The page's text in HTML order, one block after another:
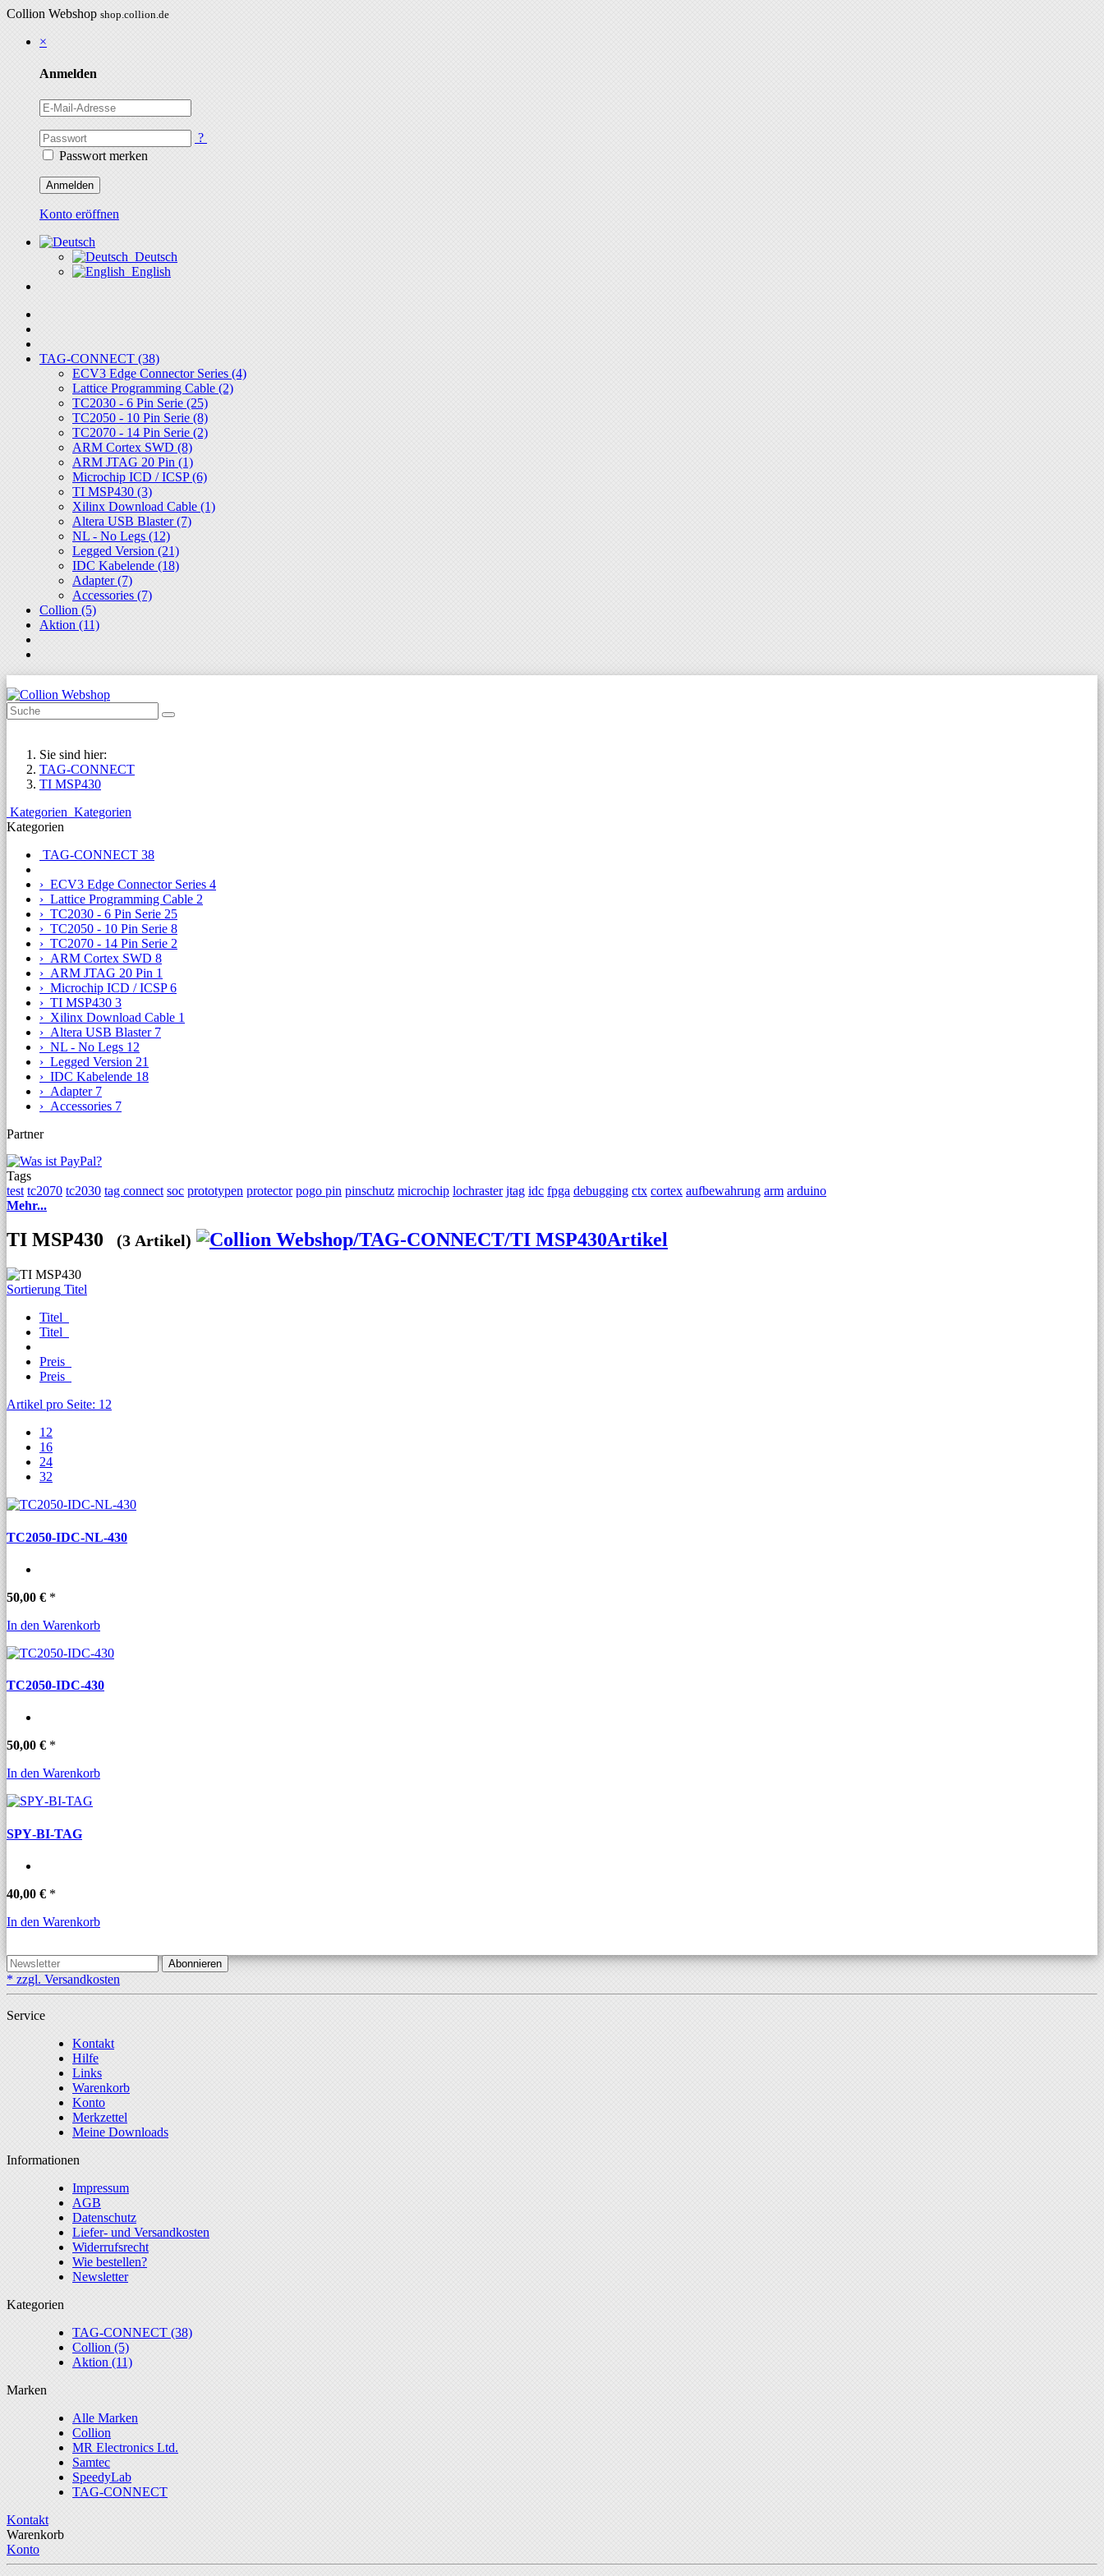
Collion Webshop shop.collion.de
×
Anmelden
?
Passwort merken
Anmelden
Konto eröffnen
Deutsch
English
TAG-CONNECT (38)
ECV3 Edge Connector Series (4)
Lattice Programming Cable (2)
TC2030 - 6 Pin Serie (25)
TC2050 - 10 Pin Serie (8)
TC2070 - 14 Pin Serie (2)
ARM Cortex SWD (8)
ARM JTAG 20 Pin (1)
Microchip ICD / ICSP (6)
TI MSP430 (3)
Xilinx Download Cable (1)
Altera USB Blaster (7)
NL - No Legs (12)
Legged Version (21)
IDC Kabelende (18)
Adapter (7)
Accessories (7)
Collion (5)
Aktion (11)
Sie sind hier:
TAG-CONNECT
TI MSP430
Kategorien Kategorien
Kategorien
TAG-CONNECT 38
› ECV3 Edge Connector Series 4
› Lattice Programming Cable 2
› TC2030 - 6 Pin Serie 25
› TC2050 - 10 Pin Serie 8
› TC2070 - 14 Pin Serie 2
› ARM Cortex SWD 8
› ARM JTAG 20 Pin 1
› Microchip ICD / ICSP6
› TI MSP430 3
› Xilinx Download Cable 1
› Altera USB Blaster 7
› NL - No Legs 12
› Legged Version 21
› IDC Kabelende 18
› Adapter 7
› Accessories 7
Partner
Tags
test tc2070 tc2030 tag connect soc prototypen protector pogo pin pinschutz microchip lochraster jtag idc fpga debugging ctx cortex aufbewahrung arm arduino
Mehr...
TI MSP430 (3 Artikel)
Sortierung Titel
Titel
Titel
Preis
Preis
Artikel pro Seite: 12
12
16
24
32
TC2050-IDC-NL-430
50,00 € *
In den Warenkorb
TC2050-IDC-430
50,00 € *
In den Warenkorb
SPY‐BI‐TAG
40,00 € *
In den Warenkorb
Abonnieren
* zzgl. Versandkosten
Service
Kontakt
Hilfe
Links
Warenkorb
Konto
Merkzettel
Meine Downloads
Informationen
Impressum
AGB
Datenschutz
Liefer- und Versandkosten
Widerrufsrecht
Wie bestellen?
Newsletter
Kategorien
TAG-CONNECT (38)
Collion (5)
Aktion (11)
Marken
Alle Marken
Collion
MR Electronics Ltd.
Samtec
SpeedyLab
TAG-CONNECT
Kontakt
Warenkorb
Konto